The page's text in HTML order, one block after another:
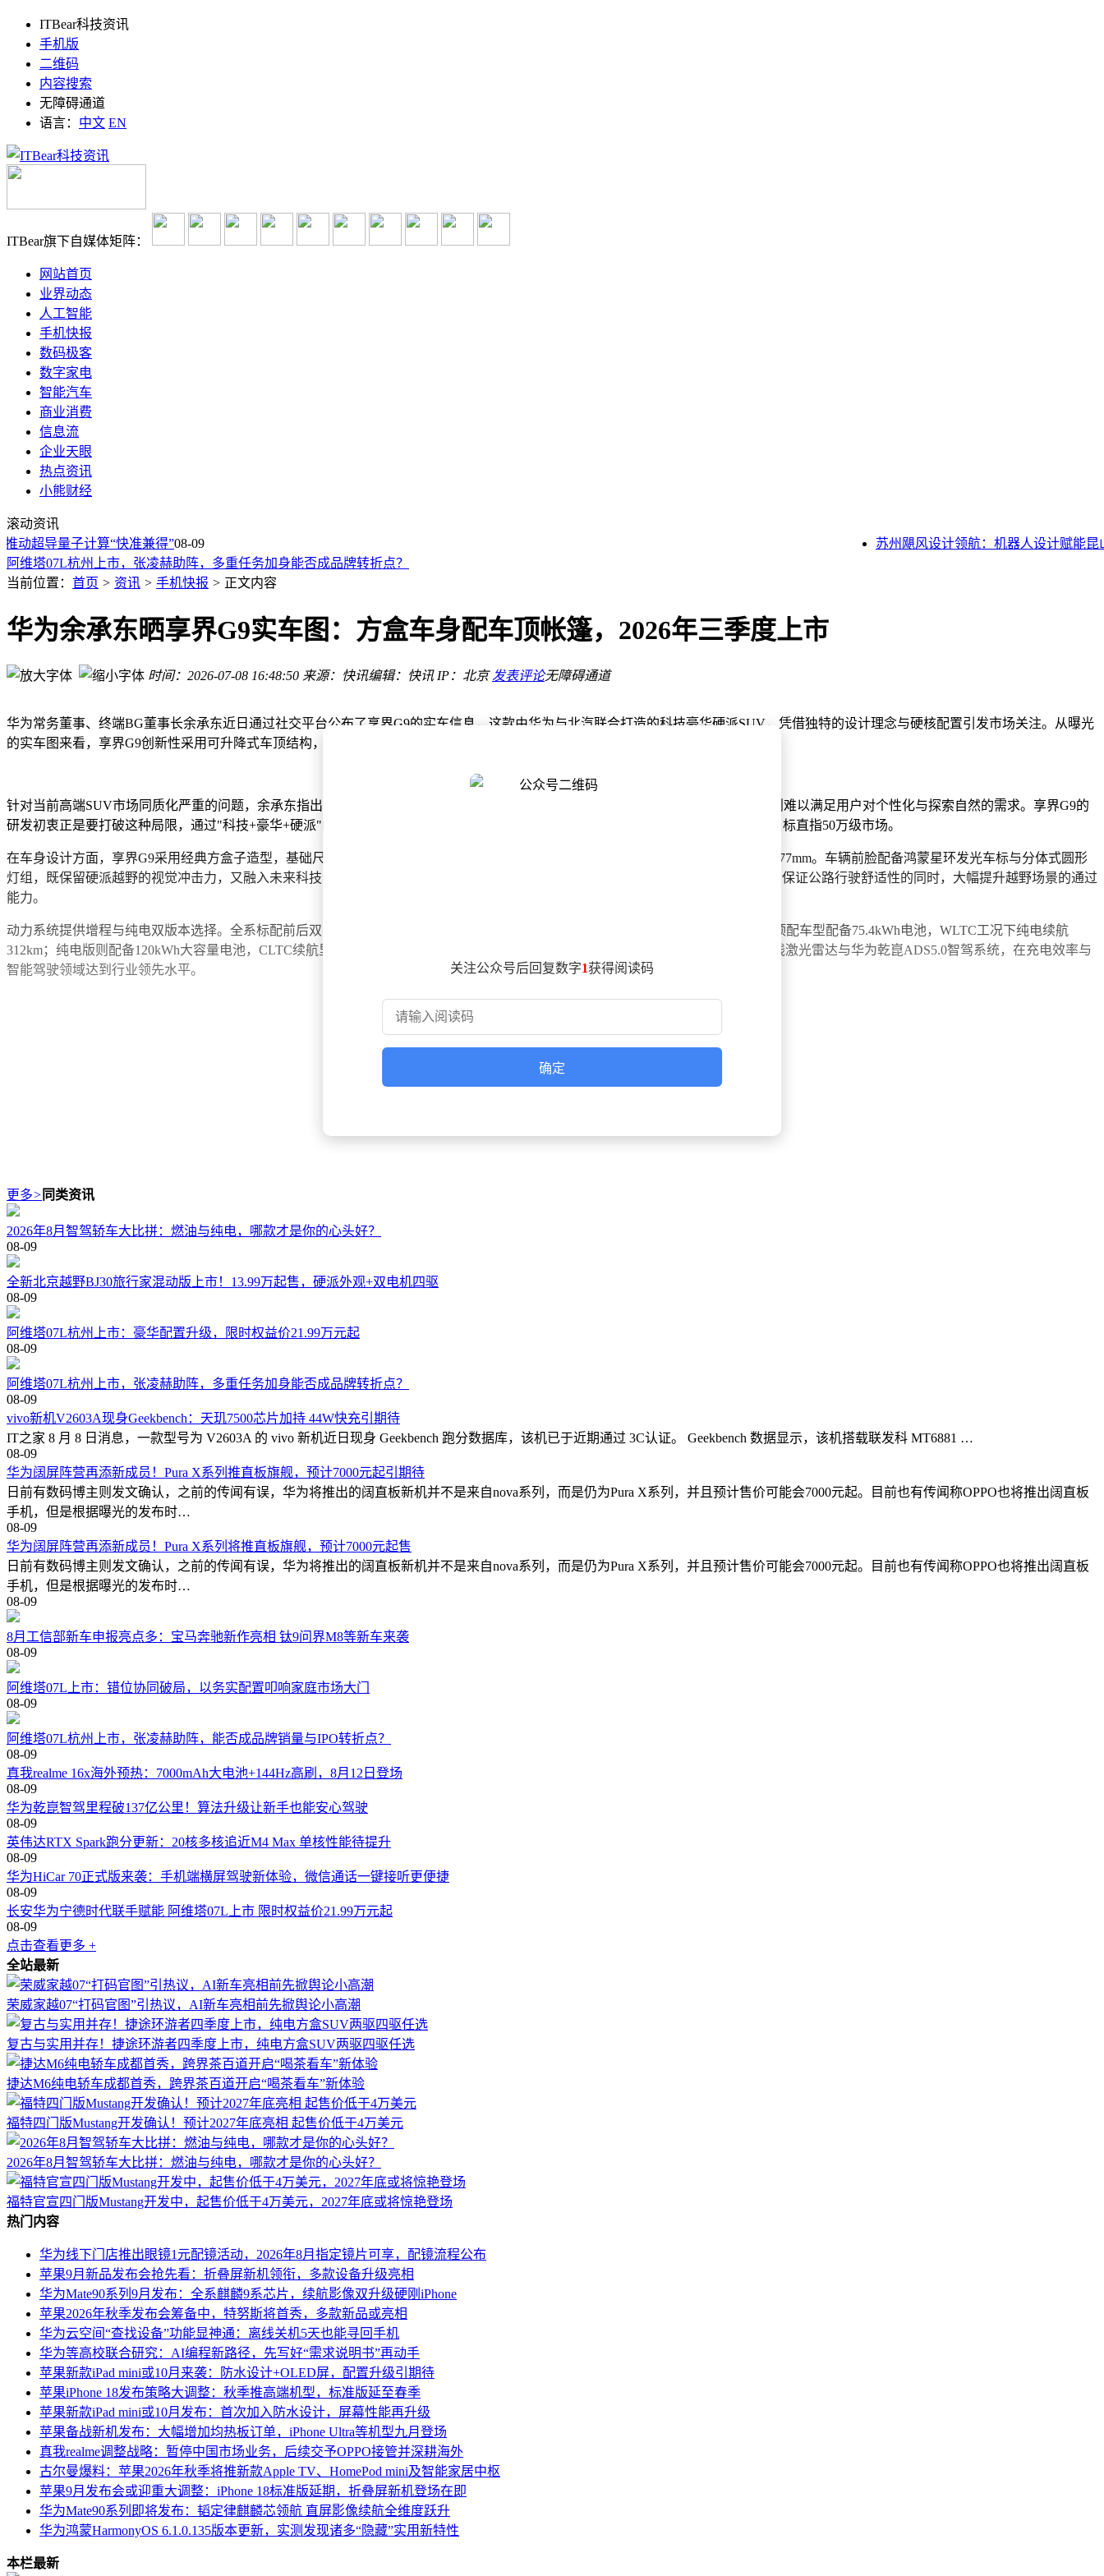
ITBear科技资讯
手机版
二维码
内容搜索
无障碍通道
语言： 中文 EN
ITBear旗下自媒体矩阵：
网站首页
业界动态
人工智能
手机快报
数码极客
数字家电
智能汽车
商业消费
信息流
企业天眼
热点资讯
小熊财经
滚动资讯
超导量子计算“快准兼得”08-09 苏州飓风设计领航：机器人设计赋能昆山
阿维塔07L杭州上市，张凌赫助阵，能否成品牌销量与IPO转折点？
全新北京越野BJ30旅行家混动版上市！13.99万起售，硬派外观+双电机四驱
阿维塔07L杭州上市：豪华配置升级，限时权益价21.99万元起
阿维塔07L杭州上市，张凌赫助阵，多重任务加身能否成品牌转折点？
vivo新机V2603A现身Geekbench：天玑7500芯片加持 44W快充引期待
华为阔屏阵营再添新成员！Pura X系列将推直板旗舰，预计7000元起售
8月工信部新车申报亮点多：宝马奔驰新作亮相 钛9问界M8等新车来袭
阿维塔07L上市：错位协同破局，以务实配置叩响家庭市场大门
阿维塔07L杭州上市，张凌赫助阵，能否成品牌销量与IPO转折点？
当前位置： 首页 > 资讯 > 手机快报 > 正文内容
华为余承东晒享界G9实车图：方盒车身配车顶帐篷，2026年三季度上市
时间：2026-07-08 16:48:50 来源：快讯编辑：快讯 IP：北京 发表评论无障碍通道
华为常务董事、终端BG董事长余承东近日通过社交平台公布了享界G9的实车信息，这款由华为与北汽联合打造的科技豪华硬派SUV，凭借独特的设计理念与硬核配置引发市场关注。从曝光
的实车图来看，享界G9创新性采用可升降式车顶结构，当顶篷与天窗完全展开后，可瞬间变身移动帐篷，为户外场景提供全新体验。
针对当前高端SUV市场同质化严重的问题，余承东指出，传统越野车虽具备越野性能，但在智能化与舒适性上存在短板；而城市SUV则难以满足用户对个性化与探索自然的需求。享界G9的
研发初衷正是要打破这种局限，通过"科技+豪华+硬派"的融合定位，重新定义高端SUV标准。该车计划于2026年第三季度正式上市，目标直指50万级市场。
在车身设计方面，享界G9采用经典方盒子造型，基础尺寸达到5206/2050/1897mm，轴距3160mm。若选装外挂储物箱，车长可延伸至5377mm。车辆前脸配备鸿蒙星环发光车标与分体式圆形
灯组，既保留硬派越野的视觉冲击力，又融入未来科技元素。空气悬架与电磁减振系统的搭载，使车身高度与减振阻尼可自动调节，在保证公路行驶舒适性的同时，大幅提升越野场景的通过
能力。
动力系统提供增程与纯电双版本选择。全系标配前后双电机四驱，综合功率达437kW，零百加速进入4秒级。增程版搭载1.5T增程器，顶配车型配备75.4kWh电池，WLTC工况下纯电续航
312km；纯电版则配备120kWh大容量电池，CLTC续航里程高达728km。技术配置上，该车基于800V高压巨鲸电池平台打造，标配896线激光雷达与华为乾崑ADS5.0智驾系统，在充电效率与
智能驾驶领域达到行业领先水平。
关注公众号后回复数字1获得阅读码
确定
更多> 同类资讯
2026年8月智驾轿车大比拼：燃油与纯电，哪款才是你的心头好？
08-09
全新北京越野BJ30旅行家混动版上市！13.99万起售，硬派外观+双电机四驱
08-09
阿维塔07L杭州上市：豪华配置升级，限时权益价21.99万元起
08-09
阿维塔07L杭州上市，张凌赫助阵，多重任务加身能否成品牌转折点？
08-09
vivo新机V2603A现身Geekbench：天玑7500芯片加持 44W快充引期待
IT之家 8 月 8 日消息，一款型号为 V2603A 的 vivo 新机近日现身 Geekbench 跑分数据库，该机已于近期通过 3C认证。 Geekbench 数据显示，该机搭载联发科 MT6881 …
08-09
华为阔屏阵营再添新成员！Pura X系列推直板旗舰，预计7000元起引期待
日前有数码博主则发文确认，之前的传闻有误，华为将推出的阔直板新机并不是来自nova系列，而是仍为Pura X系列，并且预计售价可能会7000元起。目前也有传闻称OPPO也将推出阔直板
手机，但是根据曝光的发布时…
08-09
华为阔屏阵营再添新成员！Pura X系列将推直板旗舰，预计7000元起售
日前有数码博主则发文确认，之前的传闻有误，华为将推出的阔直板新机并不是来自nova系列，而是仍为Pura X系列，并且预计售价可能会7000元起。目前也有传闻称OPPO也将推出阔直板
手机，但是根据曝光的发布时…
08-09
8月工信部新车申报亮点多：宝马奔驰新作亮相 钛9问界M8等新车来袭
08-09
阿维塔07L上市：错位协同破局，以务实配置叩响家庭市场大门
08-09
阿维塔07L杭州上市，张凌赫助阵，能否成品牌销量与IPO转折点？
08-09
真我realme 16x海外预热：7000mAh大电池+144Hz高刷，8月12日登场
08-09
华为乾崑智驾里程破137亿公里！算法升级让新手也能安心驾驶
08-09
英伟达RTX Spark跑分更新：20核多核追近M4 Max 单核性能待提升
08-09
华为HiCar 70正式版来袭：手机端横屏驾驶新体验，微信通话一键接听更便捷
08-09
长安华为宁德时代联手赋能 阿维塔07L上市 限时权益价21.99万元起
08-09
点击查看更多 +
全站最新
荣威家越07“打码官图”引热议，AI新车亮相前先掀舆论小高潮
复古与实用并存！捷途环游者四季度上市，纯电方盒SUV两驱四驱任选
捷达M6纯电轿车成都首秀，跨界茶百道开启“喝茶看车”新体验
福特四门版Mustang开发确认！预计2027年底亮相 起售价低于4万美元
2026年8月智驾轿车大比拼：燃油与纯电，哪款才是你的心头好？
福特官宣四门版Mustang开发中，起售价低于4万美元，2027年底或将惊艳登场
热门内容
华为线下门店推出眼镜1元配镜活动，2026年8月指定镜片可享，配镜流程公布
苹果9月新品发布会抢先看：折叠屏新机领衔，多款设备升级亮相
华为Mate90系列9月发布：全系麒麟9系芯片，续航影像双升级硬刚iPhone
苹果2026年秋季发布会筹备中，特努斯将首秀，多款新品或亮相
华为云空间“查找设备”功能显神通：离线关机5天也能寻回手机
华为等高校联合研究：AI编程新路径，先写好“需求说明书”再动手
苹果新款iPad mini或10月来袭：防水设计+OLED屏，配置升级引期待
苹果iPhone 18发布策略大调整：秋季推高端机型，标准版延至春季
苹果新款iPad mini或10月发布：首次加入防水设计，屏幕性能再升级
苹果备战新机发布：大幅增加均热板订单，iPhone Ultra等机型九月登场
真我realme调整战略：暂停中国市场业务，后续交予OPPO接管并深耕海外
古尔曼爆料：苹果2026年秋季将推新款Apple TV、HomePod mini及智能家居中枢
苹果9月发布会或迎重大调整：iPhone 18标准版延期，折叠屏新机登场在即
华为Mate90系列即将发布：韬定律麒麟芯领航 直屏影像续航全维度跃升
华为鸿蒙HarmonyOS 6.1.0.135版本更新，实测发现诸多“隐藏”实用新特性
本栏最新